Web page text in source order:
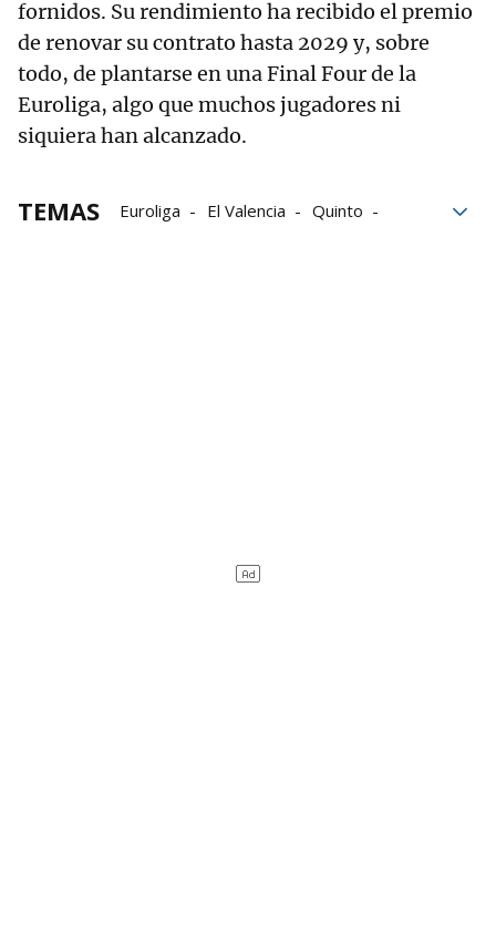
fornidos. Su rendimiento ha recibido el premio
de renovar su contrato hasta 2029 y, sobre
todo, de plantarse en una Final Four de la
Euroliga, algo que muchos jugadores ni
siquiera han alcanzado.
TEMAS Euroliga El Valencia
Quinto